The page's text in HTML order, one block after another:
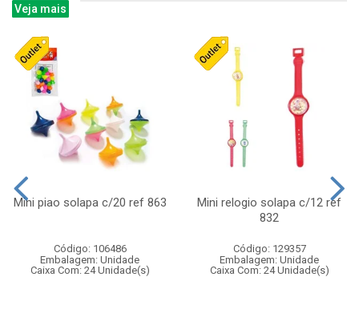
Veja mais
Mini piao solapa c/20 ref 863
Código: 106486
Embalagem: Unidade
Caixa Com: 24 Unidade(s)
Mini relogio solapa c/12 ref
832
Código: 129357
Embalagem: Unidade
Caixa Com: 24 Unidade(s)